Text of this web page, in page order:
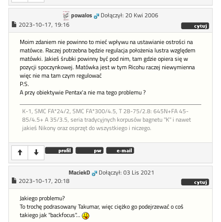
powalos
Dołączył: 20 Kwi 2006
2023-10-17, 19:16
Moim zdaniem nie powinno to mieć wpływu na ustawianie ostrości na
matówce. Raczej potrzebna będzie regulacja położenia lustra względem
matówki. Jakieś śrubki powinny być pod nim, tam gdzie opiera się w
pozycji spoczynkowej. Matówka jest w tym Ricohu raczej niewymienna
więc nie ma tam czym regulować
P.S.
A przy obiektywie Pentax'a nie ma tego problemu ?
K-1, SMC FA*24/2, SMC FA*300/4.5, T 28-75/2.8: 645N+FA 45-
85/4.5+ A 35/3.5, seria tradycyjnych korpusów bagnetu "K" i nawet
jakieś Nikony oraz osprzęt do wszystkiego i niczego.
MaciekD
Dołączył: 03 Lis 2021
2023-10-17, 20:18
Jakiego problemu?
To trochę podrasowany Takumar, więc ciężko go podejrzewać o coś
takiego jak "backfocus"...